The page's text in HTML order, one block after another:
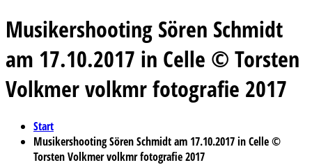
Musikershooting Sören Schmidt
am 17.10.2017 in Celle © Torsten
Volkmer volkmr fotografie 2017
Start
Musikershooting Sören Schmidt am 17.10.2017 in Celle ©
Torsten Volkmer volkmr fotografie 2017